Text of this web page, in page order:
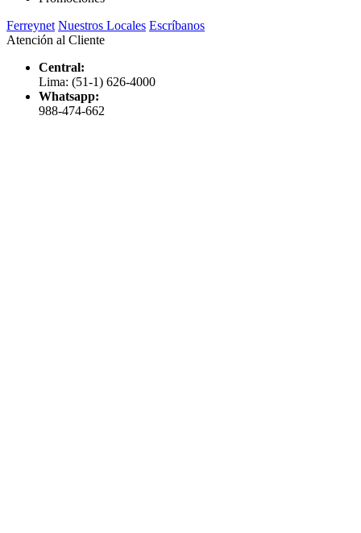
Ferreynet Nuestros Locales Escríbanos
Atención al Cliente
Central:
Lima: (51-1) 626-4000
Whatsapp:
988-474-662